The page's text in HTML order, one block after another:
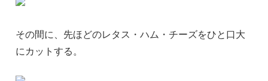
その間に、先ほどのレタス・ハム・チーズをひと口大
にカットする。